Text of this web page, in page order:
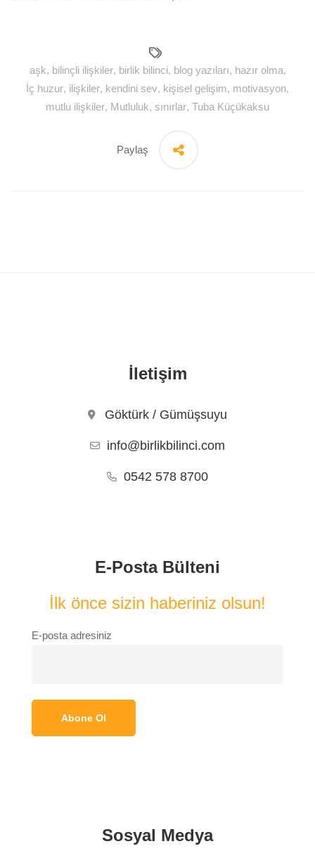
aşk, bilinçli ilişkiler, birlik bilinci, blog yazıları, hazır olma,
İç huzur, ilişkiler, kendini sev, kişisel gelişim, motivasyon,
mutlu ilişkiler, Mutluluk, sınırlar, Tuba Küçükaksu
Paylaş
İletişim
Göktürk / Gümüşsuyu
info@birlikbilinci.com
0542 578 8700
E-Posta Bülteni
İlk önce sizin haberiniz olsun!
E-posta adresiniz
Sosyal Medya